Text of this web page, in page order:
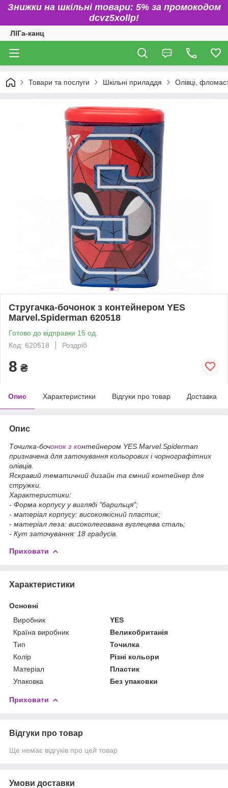
Знижки на шкільні товари: 5% за промокодом
dcvz5xollp!
ЛІГа-канц
Товари та послуги Шкільні приладдя Олівці,
Стругачка-бочонок з контейнером YES
Marvel.Spiderman 620518
Готово до відправки 15 од.
Код: 620518
Роздріб
8 ₴
Опис Характеристики Відгуки про товар Доставка
Опис
Точилка-бочонок з контейнером YES Marvel.Spiderman
призначена для заточування кольорових і чорнографітних
олівців.
Яскравий тематичний дизайн та ємний контейнер для
стружки.
Характеристики:
- Форма корпусу у вигляді "барильця";
- матеріал корпусу: високоякісний пластик;
- матеріал леза: високолегована вуглецева сталь;
- Кут заточування: 18 градусів.
Приховати
Характеристики
Основні
Виробник
YES
Країна виробник
Великобританія
Тип
Точилка
Колір
Різні кольори
Матеріал
Пластик
Упаковка
Без упаковки
Приховати
Відгуки про товар
Ще немає відгуків про цей товар
Умови доставки